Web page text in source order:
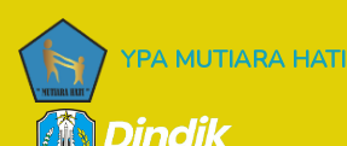
YPA MUTIARA HATI